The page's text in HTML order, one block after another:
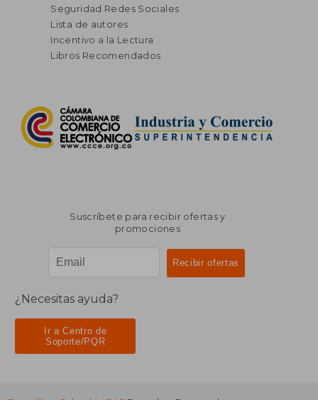
Seguridad Redes Sociales
Lista de autores
Incentivo a la Lectura
Libros Recomendados
Suscríbete para recibir ofertas y
promociones
¿Necesitas ayuda?
Ir a Centro de
Soporte/PQR